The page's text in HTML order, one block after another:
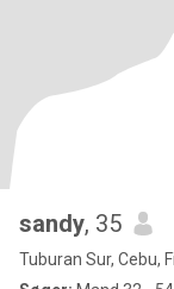
sandy, 35
Tuburan Sur, Cebu,